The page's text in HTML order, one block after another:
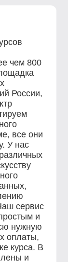
чем 800
России,
все они
У нас
сервис
и
нужную
оплаты,
курса. В
и